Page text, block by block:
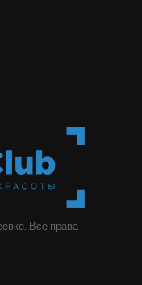
Все права